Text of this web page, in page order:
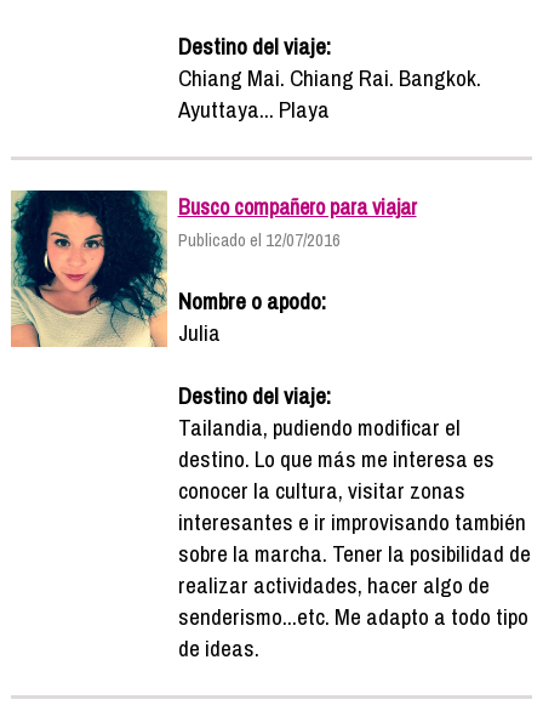
Destino del viaje:
Chiang Mai. Chiang Rai. Bangkok.
Ayuttaya... Playa
Busco compañero para viajar
Publicado el 12/07/2016
Nombre o apodo:
Julia
Destino del viaje:
Tailandia, pudiendo modificar el
destino. Lo que más me interesa es
conocer la cultura, visitar zonas
interesantes e ir improvisando también
sobre la marcha. Tener la posibilidad de
realizar actividades, hacer algo de
senderismo...etc. Me adapto a todo tipo
de ideas.